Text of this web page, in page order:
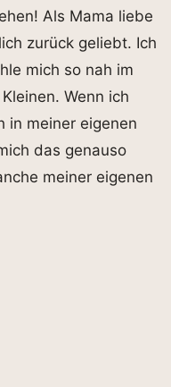
Als Mama liebe
zurück geliebt. Ich
mich so nah im
Wenn ich
in meiner eigenen
das genauso
meiner eigenen